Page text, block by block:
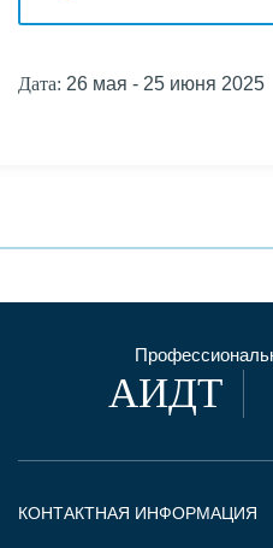
Дата: 26 мая - 25 июня 2025
АИДТ
КОНТАКТНАЯ ИНФОРМАЦИЯ